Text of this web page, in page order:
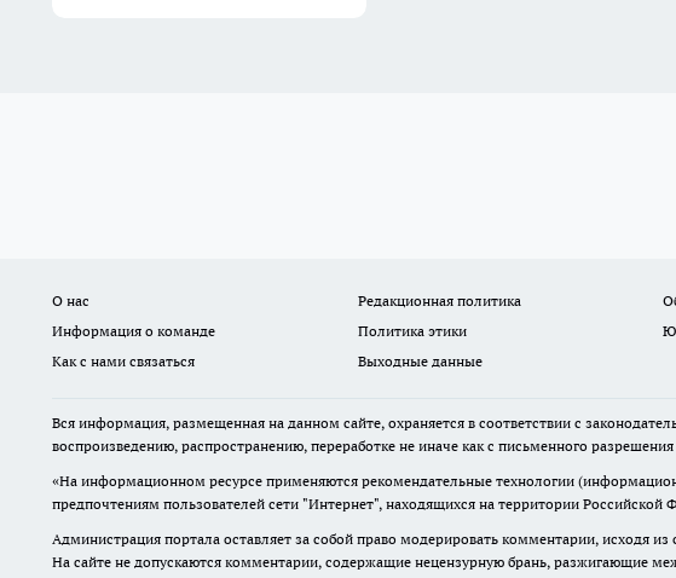
О нас Редакционная политика
Информация о команде
Политика этики
Как с нами связаться
Выходные данные
Вся информация, размещенная на данном сайте, охраняется в соответствии с
воспроизведению, распространению, переработке не иначе как с письменного
«На информационном ресурсе применяются рекомендательные технологии
предпочтениям пользователей сети "Интернет", находящихся на территории Российской
Администрация портала оставляет за собой право модерировать комментарии, исходя
На сайте не допускаются комментарии, содержащие нецензурную брань, разжигающие